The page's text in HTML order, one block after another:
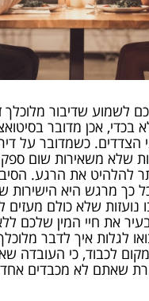
לשמוע שדיבור
בכדי, אכן מדובר
הצדדים. כשמדובר על
שלא משאירות שום
להלהיט את הרגע.
כך מרגש היא הישירות
נועזות שלא כולם מעזים
את חיי המין שלכם
לגלות איך לדבר
מקום לכבוד, כי העובדה
שאתם לא מכבדים